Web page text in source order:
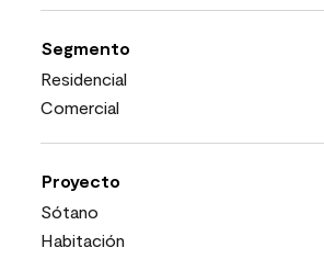
Segmento
Residencial
Comercial
Proyecto
Sótano
Habitación